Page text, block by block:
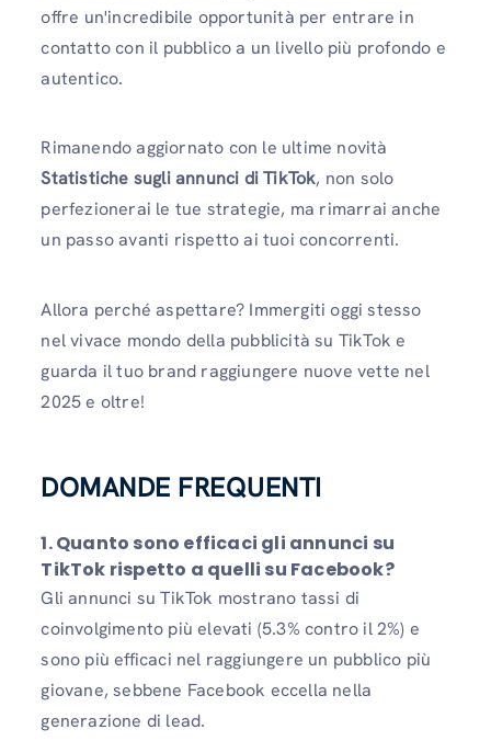
offre un'incredibile opportunità per entrare in
contatto con il pubblico a un livello più profondo e
autentico.
Rimanendo aggiornato con le ultime novità
Statistiche sugli annunci di TikTok, non solo
perfezionerai le tue strategie, ma rimarrai anche
un passo avanti rispetto ai tuoi concorrenti.
Allora perché aspettare? Immergiti oggi stesso
nel vivace mondo della pubblicità su TikTok e
guarda il tuo brand raggiungere nuove vette nel
2025 e oltre!
DOMANDE FREQUENTI
1.Quanto sono efficaci gli annunci su
TikTok rispetto a quelli su Facebook?
Gli annunci su TikTok mostrano tassi di
coinvolgimento più elevati (5.3% contro il 2%) e
sono più efficaci nel raggiungere un pubblico più
giovane, sebbene Facebook eccella nella
generazione di lead.